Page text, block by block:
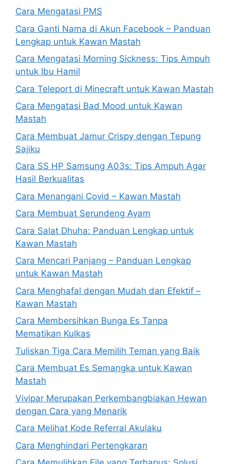
Cara Mengatasi PMS
Cara Ganti Nama di Akun Facebook – Panduan
Lengkap untuk Kawan Mastah
Cara Mengatasi Morning Sickness: Tips Ampuh
untuk Ibu Hamil
Cara Teleport di Minecraft untuk Kawan Mastah
Cara Mengatasi Bad Mood untuk Kawan
Mastah
Cara Membuat Jamur Crispy dengan Tepung
Sajiku
Cara SS HP Samsung A03s: Tips Ampuh Agar
Hasil Berkualitas
Cara Menangani Covid – Kawan Mastah
Cara Membuat Serundeng Ayam
Cara Salat Dhuha: Panduan Lengkap untuk
Kawan Mastah
Cara Mencari Panjang – Panduan Lengkap
untuk Kawan Mastah
Cara Menghafal dengan Mudah dan Efektif –
Kawan Mastah
Cara Membersihkan Bunga Es Tanpa
Mematikan Kulkas
Tuliskan Tiga Cara Memilih Teman yang Baik
Cara Membuat Es Semangka untuk Kawan
Mastah
Vivipar Merupakan Perkembangbiakan Hewan
dengan Cara yang Menarik
Cara Melihat Kode Referral Akulaku
Cara Menghindari Pertengkaran